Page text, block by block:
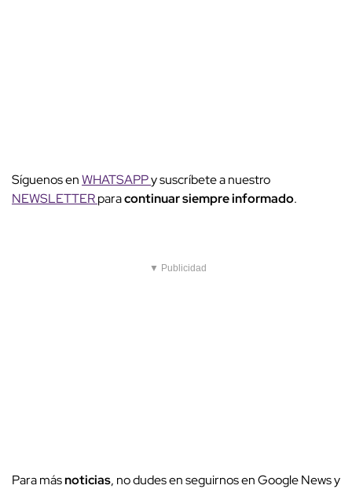
Síguenos enWHATSAPPy suscríbete a nuestro
NEWSLETTERparacontinuar siempre informado.
▼ Publicidad
Para másnoticias, no dudes en seguirnos en Google News y